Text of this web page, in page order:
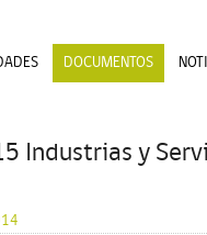
DOCUMENTOS
Industrias y